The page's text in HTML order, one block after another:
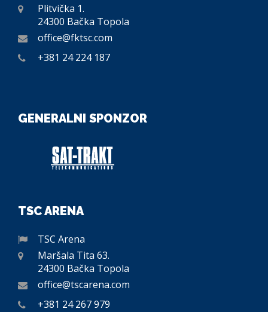
Plitvička 1.
24300 Bačka Topola
office@fktsc.com
+381 24 224 187
GENERALNI SPONZOR
TSC ARENA
TSC Arena
Maršala Tita 63.
24300 Bačka Topola
office@tscarena.com
+381 24 267 979